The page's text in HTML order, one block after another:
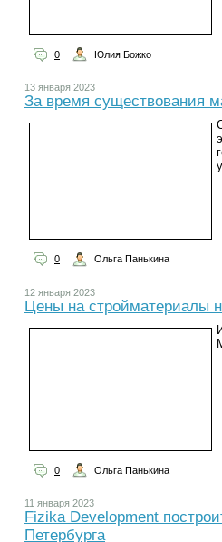
0 Юлия Божко
13 января 2023
За время существования
0 Ольга Панькина
12 января 2023
Цены на стройматериалы
0 Ольга Панькина
11 января 2023
Fizika Development
Петербурга